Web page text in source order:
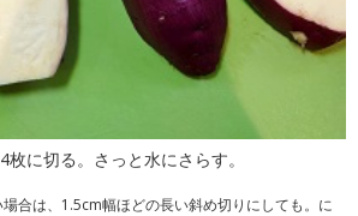
に切る。さっと水にさらす。
合は、1.5cm幅ほどの長い斜め切りにしても。に